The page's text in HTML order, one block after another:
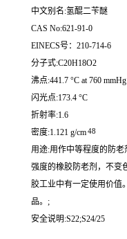
中文别名:氢醌二苄醚
CAS No:621-91-0
EINECS号：210-714-6
分子式:C20H18O2
沸点:441.7 °C at 760 mmHg
闪光点:173.4 °C
折射率:1.6
密度:1.121 g/cm48
用途:用作中等程度的防
强度的橡胶防老剂，不变
胶工业中有一定使用价值
品。;
安全说明:S22;S24/25